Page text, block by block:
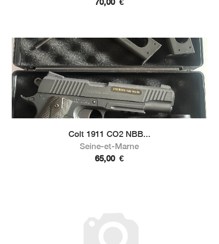
Colt 1911 CO2 NBB...
Seine-et-Marne
65,00 €